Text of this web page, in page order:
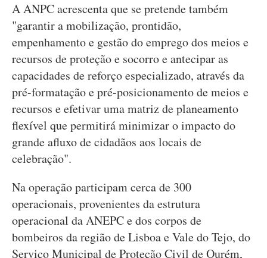
A ANPC acrescenta que se pretende também
"garantir a mobilização, prontidão,
empenhamento e gestão do emprego dos meios e
recursos de proteção e socorro e antecipar as
capacidades de reforço especializado, através da
pré-formatação e pré-posicionamento de meios e
recursos e efetivar uma matriz de planeamento
flexível que permitirá minimizar o impacto do
grande afluxo de cidadãos aos locais de
celebração".
Na operação participam cerca de 300
operacionais, provenientes da estrutura
operacional da ANEPC e dos corpos de
bombeiros da região de Lisboa e Vale do Tejo, do
Serviço Municipal de Proteção Civil de Ourém,